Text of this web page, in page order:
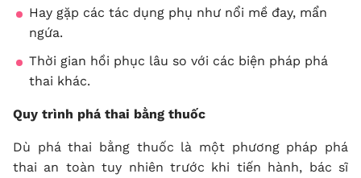
Hay gặp các tác dụng phụ như nổi mề đay, mẩn
ngứa.
Thời gian hồi phục lâu so với các biện pháp phá
thai khác.
Quy trình phá thai bằng thuốc
Dù phá thai bằng thuốc là một phương pháp phá
thai an toàn tuy nhiên trước khi tiến hành, bác sĩ